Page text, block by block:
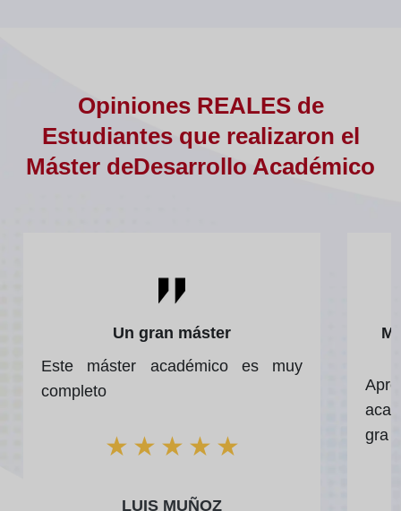
Opiniones REALES de
Estudiantes que realizaron el
Máster deDesarrollo Académico
Un gran máster
Este máster académico es muy
completo
★ ★ ★ ★ ★
LUIS MUÑOZ
gra